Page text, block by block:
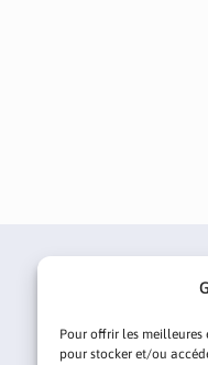
Pour offrir les meilleures
pour stocker et/ou